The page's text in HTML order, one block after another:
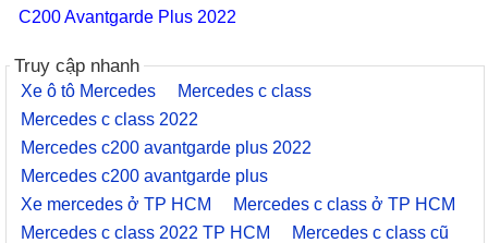
C200 Avantgarde Plus 2022
Truy cập nhanh
Xe ô tô Mercedes
Mercedes c class
Mercedes c class 2022
Mercedes c200 avantgarde plus 2022
Mercedes c200 avantgarde plus
Xe mercedes ở TP HCM
Mercedes c class ở TP HCM
Mercedes c class 2022 TP HCM
Mercedes c class cũ